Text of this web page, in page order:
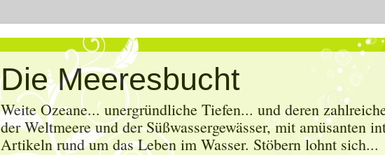
Die Meeresbucht
Weite Ozeane... unergründliche Tiefen... und deren
der Weltmeere und der Süßwassergewässer, mit amüsanten
Artikeln rund um das Leben im Wasser. Stöbern lohnt sich...